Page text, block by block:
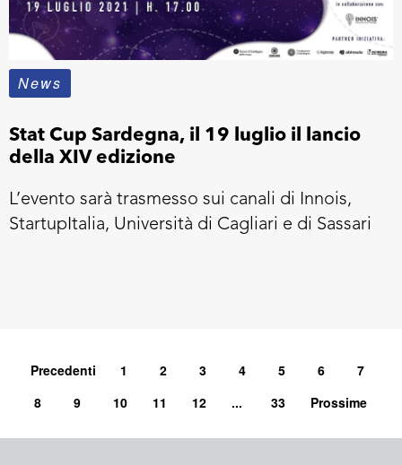
News
Stat Cup Sardegna, il 19 luglio il lancio
della XIV edizione
L’evento sarà trasmesso sui canali di Innois,
StartupItalia, Università di Cagliari e di Sassari
Precedenti 1 2 3 4 5 6
7
8
9 10 11 12 ... 33 Prossime